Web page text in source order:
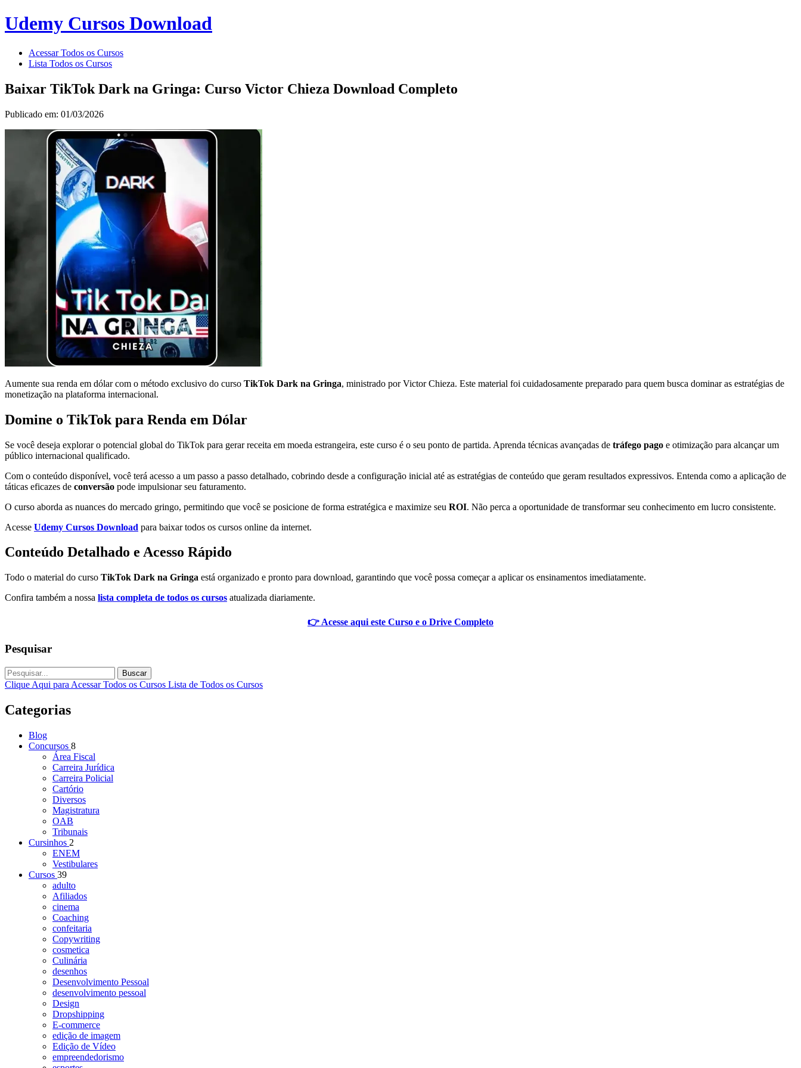
Udemy Cursos Download
Acessar Todos os Cursos
Lista Todos os Cursos
Baixar TikTok Dark na Gringa: Curso Victor Chieza Download Completo
Publicado em: 01/03/2026
Aumente sua renda em dólar com o método exclusivo do curso TikTok Dark na Gringa, ministrado por Victor Chieza. Este material foi cuidadosamente preparado para quem busca dominar as estratégias de
monetização na plataforma internacional.
Domine o TikTok para Renda em Dólar
Se você deseja explorar o potencial global do TikTok para gerar receita em moeda estrangeira, este curso é o seu ponto de partida. Aprenda técnicas avançadas de tráfego pago e otimização para alcançar um
público internacional qualificado.
Com o conteúdo disponível, você terá acesso a um passo a passo detalhado, cobrindo desde a configuração inicial até as estratégias de conteúdo que geram resultados expressivos. Entenda como a aplicação de
táticas eficazes de conversão pode impulsionar seu faturamento.
O curso aborda as nuances do mercado gringo, permitindo que você se posicione de forma estratégica e maximize seu ROI. Não perca a oportunidade de transformar seu conhecimento em lucro consistente.
Acesse Udemy Cursos Download para baixar todos os cursos online da internet.
Conteúdo Detalhado e Acesso Rápido
Todo o material do curso TikTok Dark na Gringa está organizado e pronto para download, garantindo que você possa começar a aplicar os ensinamentos imediatamente.
Confira também a nossa lista completa de todos os cursos atualizada diariamente.
👉 Acesse aqui este Curso e o Drive Completo
Pesquisar
Buscar
Clique Aqui para Acessar Todos os Cursos Lista de Todos os Cursos
Categorias
Blog
Concursos 8
Área Fiscal
Carreira Jurídica
Carreira Policial
Cartório
Diversos
Magistratura
OAB
Tribunais
Cursinhos 2
ENEM
Vestibulares
Cursos 39
adulto
Afiliados
cinema
Coaching
confeitaria
Copywriting
cosmetica
Culinária
desenhos
Desenvolvimento Pessoal
desenvolvimento pessoal
Design
Dropshipping
E-commerce
edição de imagem
Edição de Vídeo
empreendedorismo